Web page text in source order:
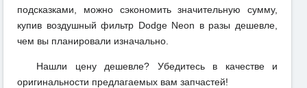
подсказками, можно сэкономить значительную сумму,
купив воздушный фильтр Dodge Neon в разы дешевле,
чем вы планировали изначально.
Нашли цену дешевле? Убедитесь в качестве и
оригинальности предлагаемых вам запчастей!